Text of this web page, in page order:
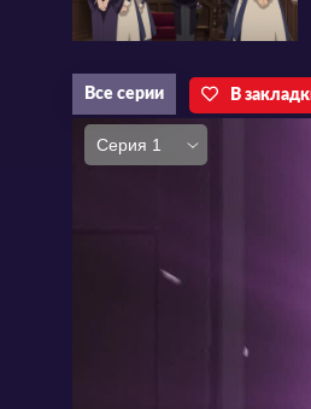
Все серии В